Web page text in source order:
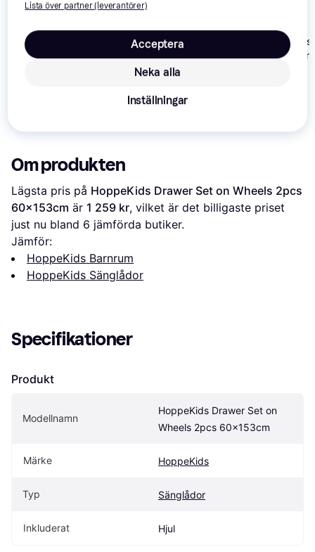
HoppeKids Drawer on
Woood
Drawer
Om produkten
Lägsta pris på HoppeKids Drawer Set on Wheels 2pcs
60x153cm är 1 259 kr, vilket är det billigaste priset
just nu bland 6 jämförda butiker.
Jämför:
HoppeKids Barnrum
HoppeKids Sänglådor
Specifikationer
Produkt
Modellnamn
HoppeKids Drawer Set on
Wheels 2pcs 60x153cm
Märke HoppeKids
Typ Sänglådor
Inkluderat Hjul
Lista över partner (leverantörer)
Neka alla
Acceptera
Inställningar